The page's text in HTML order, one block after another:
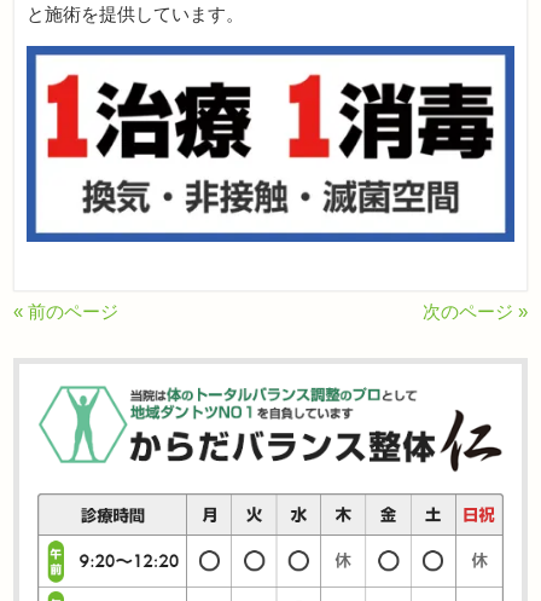
と施術を提供しています。
« 前のページ 次のページ »